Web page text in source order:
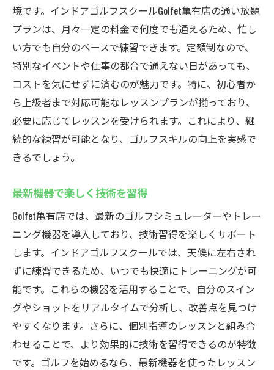
境です。インドアゴルフスクールGolfet亀有店の通い放題
プランは、月々一定の料金で何度でも通えるため、忙し
い方でも自分のペースで練習できます。定額制なので、
特別なイベントや仕事の都合で通えない日があっても、
コストを気にせずに済むのが魅力です。特に、初心者か
ら上級者まで対応可能なレッスンプランが揃っており、
必要に応じてレッスンを受けられます。これにより、継
続的な練習が可能となり、ゴルフスキルの向上を実感で
きるでしょう。
最新機器で楽しく技術を習得
Golfet亀有店では、最新のゴルフシミュレーターやトレー
ニング機器を導入しており、技術習得を楽しくサポート
します。インドアゴルフスクールでは、天候に左右され
ずに練習できるため、いつでも快適にトレーニングが可
能です。これらの機器を活用することで、自分のスイン
グやショットをリアルタイムで分析し、改善点を見つけ
やすくなります。さらに、個別指導のレッスンと組み合
わせることで、より効果的に技術を習得できるのが特徴
です。ゴルフを始めるなら、最新機器を使ったレッスン